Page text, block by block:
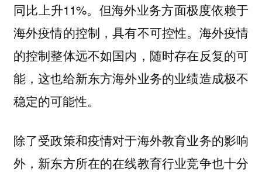
同比上升11%。但海外业务方面极度依赖于
海外疫情的控制，具有不可控性。海外疫情
的控制整体远不如国内，随时存在反复的可
能，这也给新东方海外业务的业绩造成极不
稳定的可能性。
除了受政策和疫情对于海外教育业务的影响
外，新东方所在的在线教育行业竞争也十分